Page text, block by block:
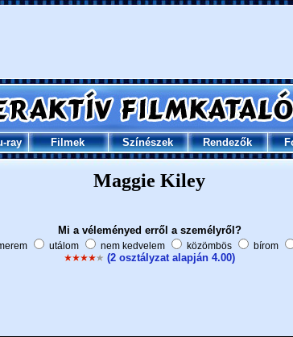
ray Filmek Színészek Rendezők
Maggie Kiley
Mi a véleményed erről a személyről?
utálom nem kedvelem közömbös bírom
(2 osztályzat alapján 4.00)